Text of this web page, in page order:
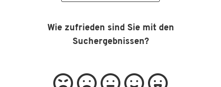
Wie zufrieden sind Sie mit den
Suchergebnissen?